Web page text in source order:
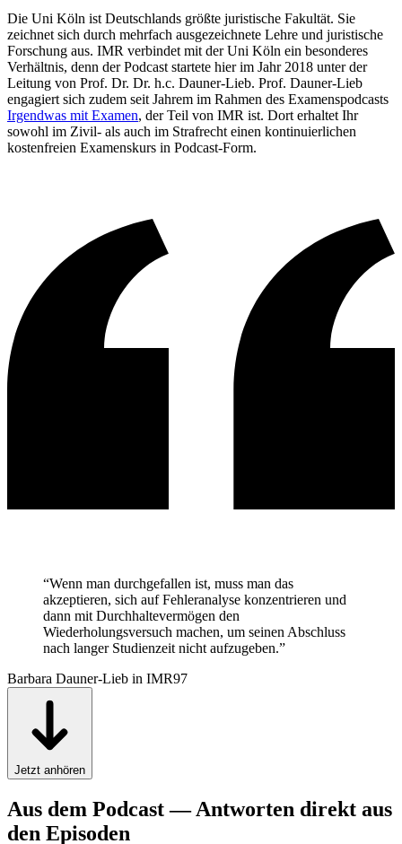
Die Uni Köln ist Deutschlands größte juristische Fakultät. Sie
zeichnet sich durch mehrfach ausgezeichnete Lehre und juristische
Forschung aus. IMR verbindet mit der Uni Köln ein besonderes
Verhältnis, denn der Podcast startete hier im Jahr 2018 unter der
Leitung von Prof. Dr. Dr. h.c. Dauner-Lieb. Prof. Dauner-Lieb
engagiert sich zudem seit Jahrem im Rahmen des Examenspodcasts
Irgendwas mit Examen, der Teil von IMR ist. Dort erhaltet Ihr
sowohl im Zivil- als auch im Strafrecht einen kontinuierlichen
kostenfreien Examenskurs in Podcast-Form.
“Wenn man durchgefallen ist, muss man das
akzeptieren, sich auf Fehleranalyse konzentrieren und
dann mit Durchhaltevermögen den
Wiederholungsversuch machen, um seinen Abschluss
nach langer Studienzeit nicht aufzugeben.”
Barbara Dauner-Lieb in IMR97
Jetzt anhören
Aus dem Podcast — Antworten direkt aus
den Episoden